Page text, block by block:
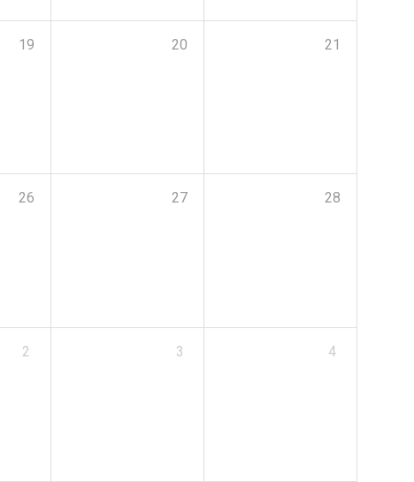
19 20 21
26 27 28
2 3 4